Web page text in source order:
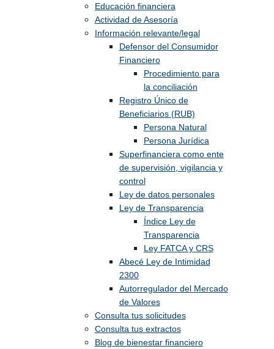
Educación financiera
Actividad de Asesoría
Información relevante/legal
Defensor del Consumidor
Financiero
Procedimiento para
la conciliación
Registro Único de
Beneficiarios (RUB)
Persona Natural
Persona Jurídica
Superfinanciera como ente
de supervisión, vigilancia y
control
Ley de datos personales
Ley de Transparencia
Índice Ley de
Transparencia
Ley FATCA y CRS
Abecé Ley de Intimidad
2300
Autorregulador del Mercado
de Valores
Consulta tus solicitudes
Consulta tus extractos
Blog de bienestar financiero